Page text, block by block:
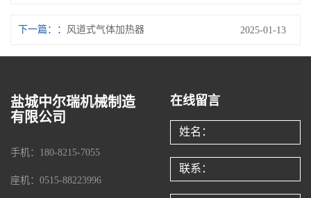
下一篇： 风道式气体加热器 2025-01-13
盐城中尔瑞机械制造
有限公司
手机：180-8215-7055
座机：0515-88223996
在线留言